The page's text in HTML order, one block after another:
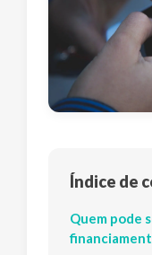
Índice de
Quem pode